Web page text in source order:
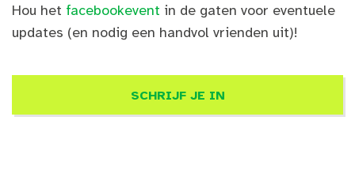
Hou het facebookevent in de gaten voor eventuele
updates (en nodig een handvol vrienden uit)!
SCHRIJF JE IN